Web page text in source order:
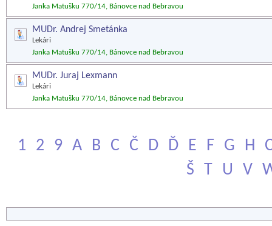
Janka Matušku 770/14, Bánovce nad Bebravou
MUDr. Andrej Smetánka
Lekári
Janka Matušku 770/14, Bánovce nad Bebravou
MUDr. Juraj Lexmann
Lekári
Janka Matušku 770/14, Bánovce nad Bebravou
1 2 9 A B C Č D Ď E F G H
Š
T U V